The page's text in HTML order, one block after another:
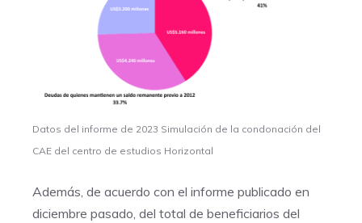
Datos del informe de 2023 Simulación de la condonación del
CAE del centro de estudios Horizontal
Además, de acuerdo con el informe publicado en
diciembre pasado, del total de beneficiarios del